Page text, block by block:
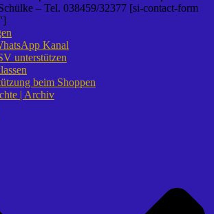
– Tel. 038459/32377 [si-contact-form
Kanal
unterstützen
beim Shoppen
| Archiv